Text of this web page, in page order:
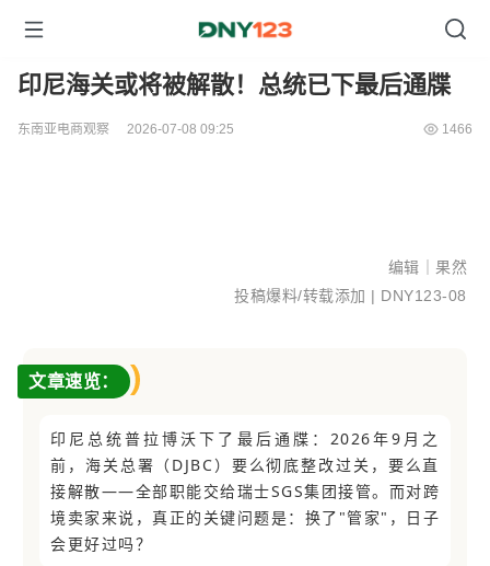
印尼海关或将被解散！总统已下最后通牒
东南亚电商观察 2026-07-08 09:25 1466
编辑｜果然
投稿爆料/转载添加 | DNY123-08
文章速览：
印尼总统普拉博沃下了最后通牒：2026年9月之
前，海关总署（DJBC）要么彻底整改过关，要么直
接解散——全部职能交给瑞士SGS集团接管。而对跨
境卖家来说，真正的关键问题是：换了"管家"，日子
会更好过吗？